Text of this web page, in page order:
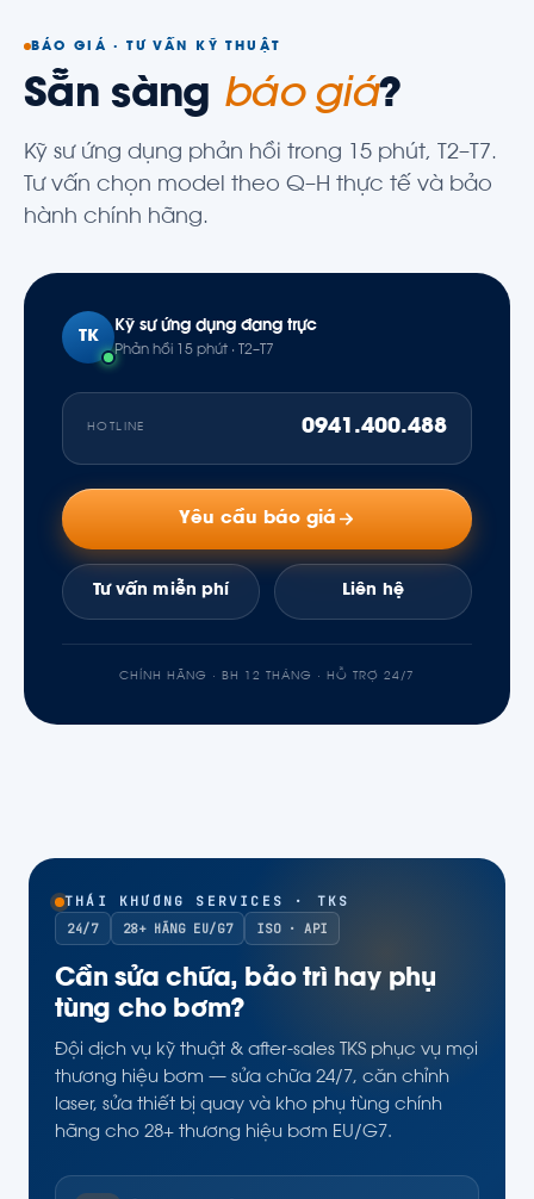
BÁO GIÁ · TƯ VẤN KỸ THUẬT
Sẵn sàng báo giá?
Kỹ sư ứng dụng phản hồi trong 15 phút, T2–T7.
Tư vấn chọn model theo Q–H thực tế và bảo
hành chính hãng.
TK
Kỹ sư ứng dụng đang trực
Phản hồi 15 phút · T2–T7
HOTLINE 0941.400.488
Yêu cầu báo giá
Tư vấn miễn phí Liên hệ
CHÍNH HÃNG · BH 12 THÁNG · HỖ TRỢ 24/7
THÁI KHƯƠNG SERVICES · TKS
24/7
28+ HÃNG EU/G7 ISO · API
Cần sửa chữa, bảo trì hay phụ
tùng cho bơm?
Đội dịch vụ kỹ thuật & after-sales TKS phục vụ mọi
thương hiệu bơm — sửa chữa 24/7, căn chỉnh
laser, sửa thiết bị quay và kho phụ tùng chính
hãng cho 28+ thương hiệu bơm EU/G7.